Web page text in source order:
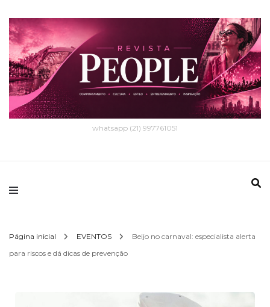
whatsapp (21) 997761051
Página inicial EVENTOS
Beijo no carnaval: especialista alerta
para riscos e dá dicas de prevenção